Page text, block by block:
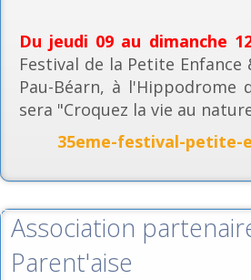
Du jeudi 09 au dimanche
Festival de la Petite Enfance
Pau-Béarn, à l'Hippodrome
sera "Croquez la vie au
35eme-festival-petite-
Association
Parent'aise